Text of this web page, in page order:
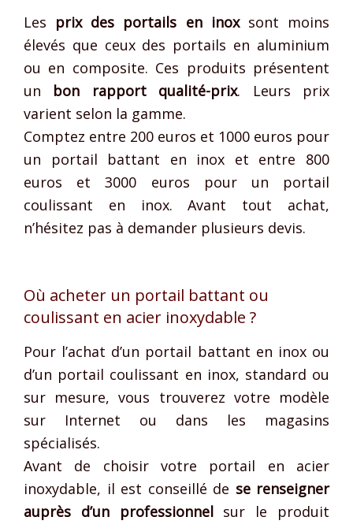
Les prix des portails en inoxsont moins
élevés que ceux des portails en aluminium
ou en composite. Ces produits présentent
un bon rapport qualité-prix. Leurs prix
varient selon la gamme.
Comptez entre 200 euros et 1000 euros pour
un portail battant en inox et entre 800
euros et 3000 euros pour un portail
coulissant en inox. Avant tout achat,
n’hésitez pas à demander plusieurs devis.
Où acheter un portail battant ou
coulissant en acier inoxydable ?
Pour l’achat d’un portail battant en inox ou
d’un portail coulissant en inox, standard ou
sur mesure, vous trouverez votre modèle
sur Internet ou dans les magasins
spécialisés.
Avant de choisir votre portail en acier
inoxydable, il est conseillé de se renseigner
auprès d’un professionnel sur le produit